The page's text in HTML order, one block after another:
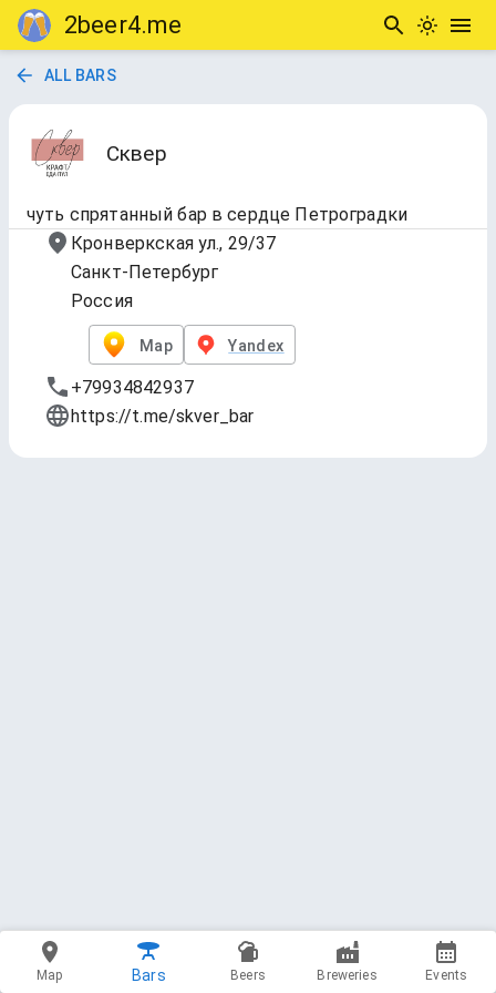
2beer4.me
ALL BARS
Сквер
чуть спрятанный бар в сердце Петроградки
Кронверкская ул., 29/37
Санкт-Петербург
Россия
Map Yandex
+79934842937
https://t.me/skver_bar
Map Bars Beers Breweries Events